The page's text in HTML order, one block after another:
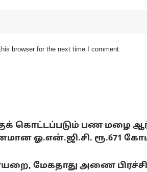
browser for the next time I comment.
கொட்டப்படும் பண மழை
ஓ.என்.ஜி.சி. ரூ.671
மேகதாது அணை